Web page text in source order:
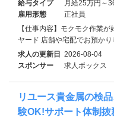
給与タイプ
月給25万円～
雇用形態
正社員
【仕事内容】モクモク作業
ヤード 店舗や宅配でお預か
求人の更新日 2026-08-04
スポンサー
求人ボックス
リユース貴金属の検
験OK!サポート体制抜